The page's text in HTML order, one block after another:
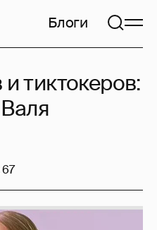
Блоги
тиктокеров:
67